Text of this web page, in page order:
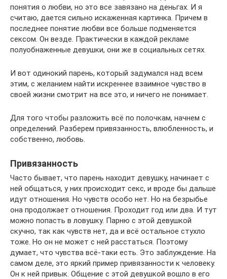
понятия о любви, но это все завязано на деньгах. И я
считаю, дается сильно искаженная картинка. Причем в
последнее понятие любви все больше подменяется
сексом. Он везде. Практически в каждой рекламе
полуобнаженные девушки, они же в социальных сетях.
И вот одинокий парень, который задумался над всем
этим, с желанием найти искреннее взаимное чувство в
своей жизни смотрит на все это, и ничего не понимает.
Для того чтобы разложить всё по полочкам, начнем с
определений. Разберем привязанность, влюбленность, и
собственно, любовь.
Привязанность
Часто бывает, что парень находит девушку, начинает с
ней общаться, у них происходит секс, и вроде бы дальше
идут отношения. Но чувств особо нет. Но на безрыбье
она продолжает отношения. Проходит год или два. И тут
можно попасть в ловушку. Парню с этой девушкой
скучно, так как чувств нет, да и всё остальное стухло
тоже. Но он не может с ней расстаться. Поэтому
думает, что чувства всё-таки есть. Это заблуждение. На
самом деле, это яркий пример привязанности к человеку.
Он к ней привык. Общение с этой девушкой вошло в его